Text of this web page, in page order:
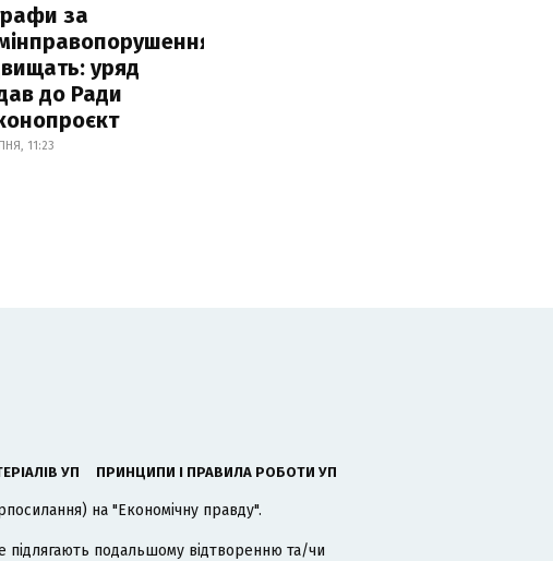
за
уряд
до Ради
11:23
УП ПРИНЦИПИ І ПРАВИЛА РОБОТИ УП
на "Економічну правду".
підлягають подальшому відтворенню та/чи